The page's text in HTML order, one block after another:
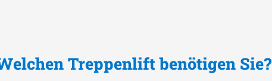
Treppenlift benötigen Sie?